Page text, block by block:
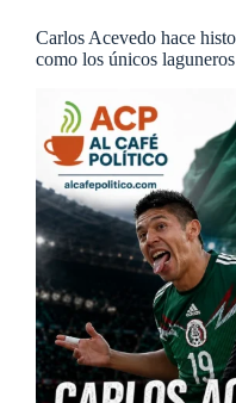
Carlos Acevedo hace
como los únicos